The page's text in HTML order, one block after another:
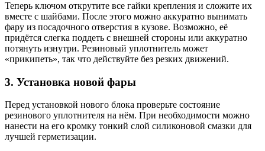
Теперь ключом открутите все гайки крепления и сложите их
вместе с шайбами. После этого можно аккуратно вынимать
фару из посадочного отверстия в кузове. Возможно, её
придётся слегка поддеть с внешней стороны или аккуратно
потянуть изнутри. Резиновый уплотнитель может
«прикипеть», так что действуйте без резких движений.
3. Установка новой фары
Перед установкой нового блока проверьте состояние
резинового уплотнителя на нём. При необходимости можно
нанести на его кромку тонкий слой силиконовой смазки для
лучшей герметизации.